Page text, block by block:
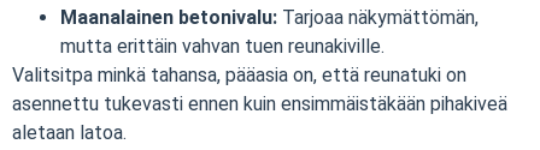
Maanalainen betonivalu: Tarjoaa näkymättömän,
mutta erittäin vahvan tuen reunakiville.
Valitsitpa minkä tahansa, pääasia on, että reunatuki on
asennettu tukevasti ennen kuin ensimmäistäkään pihakiveä
aletaan latoa.